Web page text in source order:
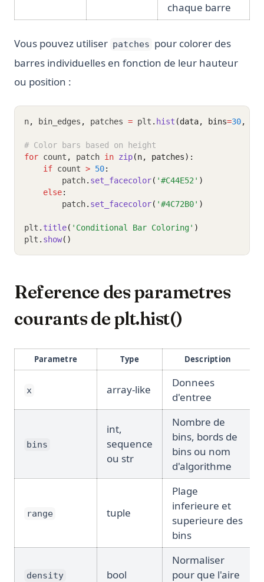
chaque barre
Vous pouvez utiliser patches pour colorer des
barres individuelles en fonction de leur hauteur
ou position :
n, bin_edges , patches = plt . hist (data, bins=30,
# Color bars based on height
for count , patch in zip(n, patches):
if count > 50:
        patch
. set_facecolor( '#C44E52' )
else:
        patch
. set_facecolor( '#4C72B0' )
plt . title( 'Conditional Bar Coloring' )
plt . show()
Reference des parametres
courants de plt.hist()
Parametre Type Description
x array-like
Donnees
d'entree
bins
int,
sequence
ou str
Nombre de
bins, bords de
bins ou nom
d'algorithme
range tuple
Plage
inferieure et
superieure des
bins
density bool
Normaliser
pour que l'aire